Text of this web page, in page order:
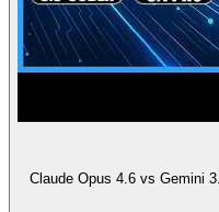
Claude Opus 4.6 vs Gemini